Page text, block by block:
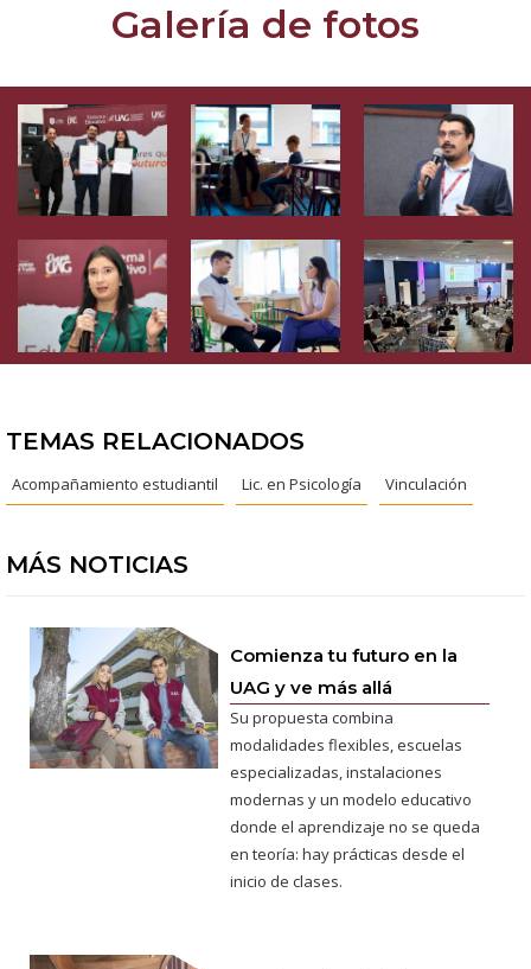
Galería de fotos
TEMAS RELACIONADOS
Acompañamiento estudiantil Lic. en Psicología Vinculación
MÁS NOTICIAS
Comienza tu futuro en la
UAG y ve más allá
Su propuesta combina
modalidades flexibles, escuelas
especializadas, instalaciones
modernas y un modelo educativo
donde el aprendizaje no se queda
en teoría: hay prácticas desde el
inicio de clases.